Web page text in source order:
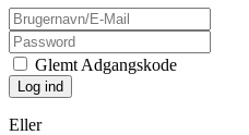
Glemt Adgangskode
Eller